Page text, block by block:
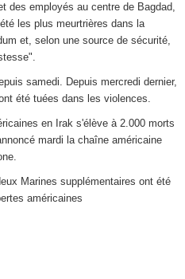
des employés au centre de Bagdad,
les plus meurtrières dans la
et, selon une source de sécurité,
samedi. Depuis mercredi dernier,
été tuées dans les violences.
en Irak s'élève à 2.000 morts
mardi la chaîne américaine
Marines supplémentaires ont été
américaines